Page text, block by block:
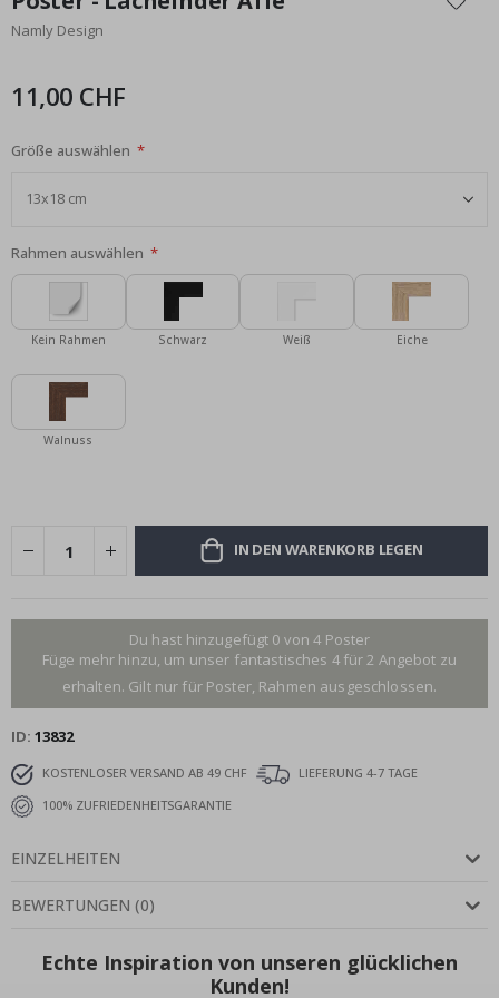
der
Bildgalerie
Namly Design
11,00 CHF
Größe auswählen
Rahmen auswählen
Kein Rahmen Schwarz Weiß Eiche
Walnuss
IN DEN WARENKORB LEGEN
Du hast hinzugefügt 0 von 4 Poster
Füge mehr hinzu, um unser fantastisches 4 für 2 Angebot zu
erhalten. Gilt nur für Poster, Rahmen ausgeschlossen.
ID 13832
KOSTENLOSER VERSAND AB 49 CHF
LIEFERUNG 4-7 TAGE
100% ZUFRIEDENHEITSGARANTIE
EINZELHEITEN
BEWERTUNGEN (0)
Echte Inspiration von unseren glücklichen
Kunden!